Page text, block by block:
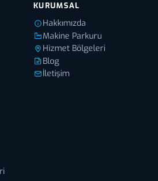
KURUMSAL
Hakkımızda
Makine Parkuru
Hizmet Bölgeleri
Blog
İletişim